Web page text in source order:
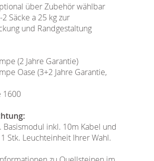
über Zubehör wählbar
Säcke a 25 kg zur
und Randgestaltung
(2 Jahre Garantie)
Oase (3+2 Jahre Garantie,
1600
Basismodul inkl. 10m Kabel und
Stk. Leuchteinheit Ihrer Wahl.